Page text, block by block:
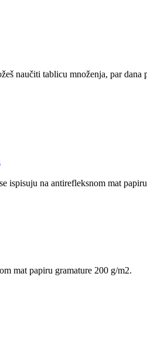
naučiti tablicu množenja, par
ispisuju na antirefleksnom mat
mat papiru gramature 200 g/m2.